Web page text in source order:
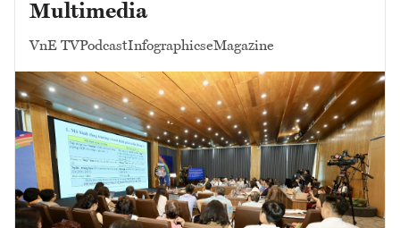
Multimedia
VnE TVPodcastInfographicseMagazine